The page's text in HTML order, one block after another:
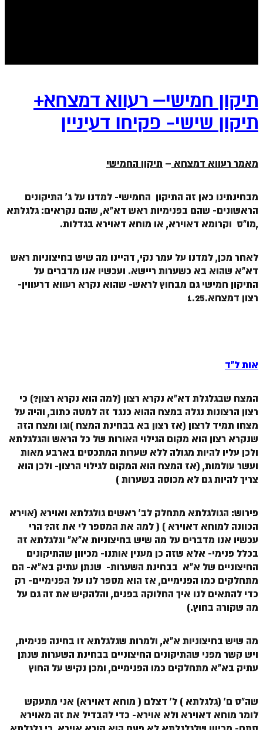
ספר הזוהר חיי שרה מתחילים
ספר הזוהר חיי שרה מתקדמים
ספר הזוהר תולדות מתקדמים
ספר הזוהר ויצא מתחילים
הזוהר הקדוש וישב מתקדמים
הזוהר הקדוש מקץ מתחילים
הזוהר הקדוש מקץ מתקדמים
הזוהר הקדוש ויגש מתחילים
הזוהר הקדוש ויגש מתקדמים
הזוהר הקדוש ויחי מתקדמים
ספר הזוהר – שמות
הזוהר הקדוש שמות מתחילים
הזוהר הקדוש שמות מתקדמים
הזוהר הקדוש וארא מתחילים
הזוהר הקדוש בא מתחילים
הזוהר הקדוש בשלח מתחילים
תיקון חמישי– רעווא דמצחא+
תיקון שישי- פקיחו דעיניין
מאמר רעווא דמצחא – תיקון החמישי
מבחינתינו כאן זה התיקון החמישי- למדנו על ג' התיקונים
הראשונים- שהם בפנימיות ראש דא"א, שהם נקראים: גלגלתא
,מו"ס וקרומא דאוירא, או מוחא דאוירא בגדלות.
לאחר מכן, למדנו על עמר נקי, דהיינו מה שיש בחיצוניות ראש
דא"א שהוא בא כשערות ריישא. ועכשיו אנו מדברים על
התיקון חמישי גם מבחוץ לראש- שהוא נקרא רעווא דרעווין-
רצון דמצחא.1.25
אות ל"ד
המצח שבגלגלת דא"א נקרא רצון (למה הוא נקרא רצון?) כי
רצון הרצונות נגלה במצח ההוא כנגד זה למטה כתוב, והיה על
מצחו תמיד לרצון (אז רצון בא בבחינת המצח )וגו ומצח הזה
שנקרא רצון הוא מקום הגילוי האורות של כל הראש והגלגלתא
ולכן עליו להיות מגולה ללא שערות המתכסים בארבע מאות
ועשר עולמות, (אז המצח הוא המקום לגילוי הרצון- ולכן הוא
צריך להיות גם לא מכוסה בשערות )
פירוש: הגולגלתא מתחלק לב' ראשים גולגלתא ואוירא (אוירא
הכוונה למוחא דאוירא ) ( למה את המספר לי את זה? הרי
עכשיו אנו מדברים על מה שיש בחיצוניות א"א" וגלגלתא זה
בכלל פנימי- אלא שזה כן מענין אותנו- מכיוון שהתיקונים
החיצוניים של א"א בבחינת השערות- שנתן עתיק בא"א- הם
מתחלקים כמו הפנימיים, אז הוא מספר לנו על הפנימיים- רק
כדי להתאים לנו איך החלוקה בפנים, והלהקיש את זה גם על
מה שקורה בחוץ.)
מה שיש בחיצוניות א"א, ולמרות שגלגלתא זו בחינה פנימית,
ויש קשר מפני שהתיקונים החיצוניים בבחינת השערות שנתן
עתיק בא"א מתחלקים כמו הפנימיים, ומכן נקיש על החוץ
שה"ס ם' (גלגלתא ) ל' דצלם ( מוחא דאוירא) אני מתעקש
לומר מוחא דאוירא ולא אוירא- כדי להבדיל את זה מאוירא